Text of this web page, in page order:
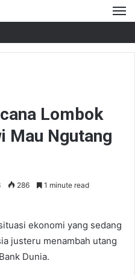
Lombok
Mau Ngutang
286 1 minute read
ekonomi yang sedang
justeru menambah utang
Dunia.